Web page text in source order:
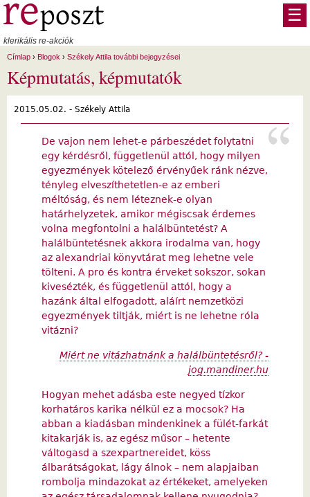
Ugrás a tartalomra
klerikális re-akciók
☰
Címlap › Blogok › Székely Attila további bejegyzései
Képmutatás, képmutatók
2015.05.02. - Székely Attila
De vajon nem lehet-e párbeszédet folytatni
egy kérdésről, függetlenül attól, hogy milyen
egyezmények kötelező érvényűek ránk nézve,
tényleg elveszíthetetlen-e az emberi
méltóság, és nem léteznek-e olyan
határhelyzetek, amikor mégiscsak érdemes
volna megfontolni a halálbüntetést? A
halálbüntetésnek akkora irodalma van, hogy
az alexandriai könyvtárat meg lehetne vele
tölteni. A pro és kontra érveket sokszor, sokan
kivesézték, és függetlenül attól, hogy a
hazánk által elfogadott, aláírt nemzetközi
egyezmények tiltják, miért is ne lehetne róla
vitázni?
Miért ne vitázhatnánk a halálbüntetésről? -
jog.mandiner.hu
Hogyan mehet adásba este negyed tízkor
korhatáros karika nélkül ez a mocsok? Ha
abban a kiadásban mindenkinek a fülét-farkát
kitakarják is, az egész műsor – hetente
váltogasd a szexpartnereidet, köss
álbarátságokat, lágy álnok – nem alapjaiban
rombolja mindazokat az értékeket, amelyeken